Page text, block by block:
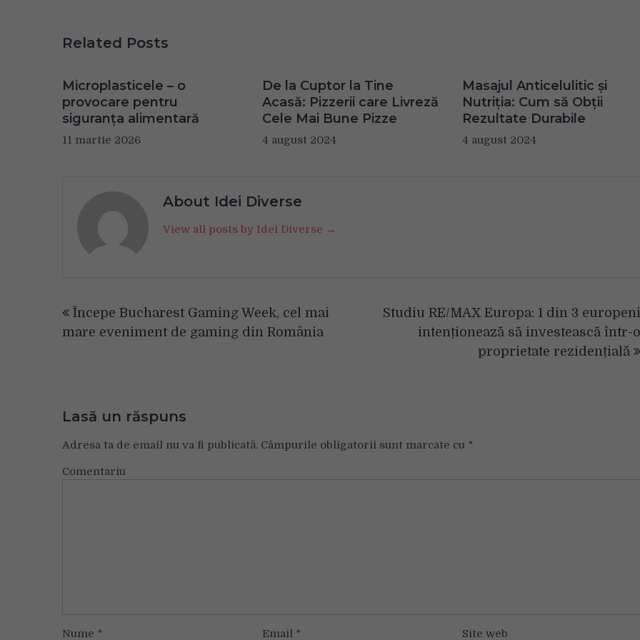
Related Posts
Microplasticele – o
provocare pentru
siguranța alimentară
11 martie 2026
De la Cuptor la Tine
Acasă: Pizzerii care Livreză
Cele Mai Bune Pizze
4 august 2024
Masajul Anticelulitic și
Nutriția: Cum să Obții
Rezultate Durabile
4 august 2024
About Idei Diverse
View all posts by Idei Diverse →
Navigare
în
Începe Bucharest Gaming Week, cel mai
mare eveniment de gaming din România
Studiu RE/MAX Europa: 1 din 3 europeni
intenționează să investească într-o
proprietate rezidențială
Lasă un răspuns
Adresa ta de email nu va fi publicată. Câmpurile obligatorii sunt marcate cu *
Comentariu
Nume * Email * Site web